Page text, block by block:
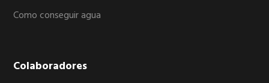
Como conseguir agua
Colaboradores